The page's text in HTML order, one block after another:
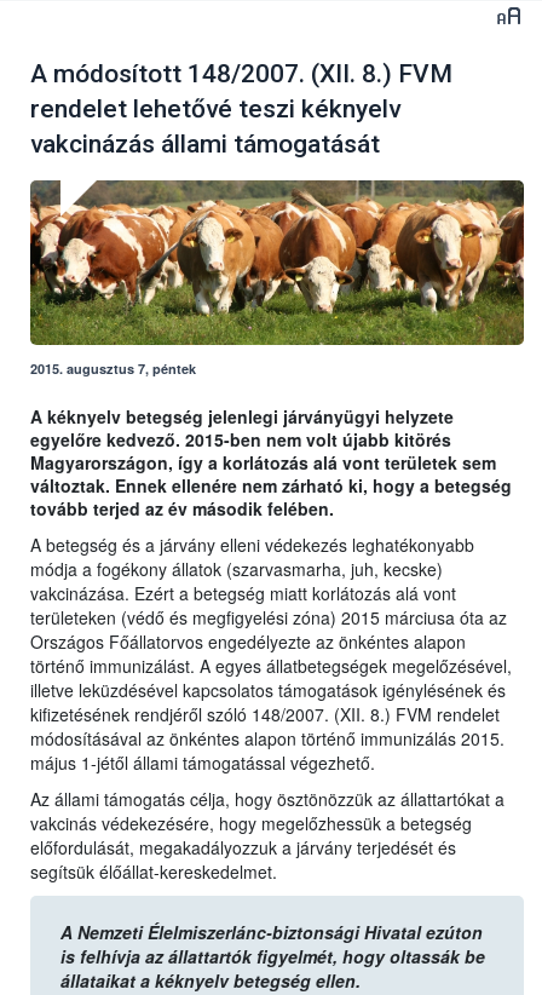
A módosított 148/2007. (XII. 8.) FVM
rendelet lehetővé teszi kéknyelv
vakcinázás állami támogatását
2015. augusztus 7, péntek
A kéknyelv betegség jelenlegi járványügyi helyzete
egyelőre kedvező. 2015-ben nem volt újabb kitörés
Magyarországon, így a korlátozás alá vont területek sem
változtak. Ennek ellenére nem zárható ki, hogy a betegség
tovább terjed az év második felében.
A betegség és a járvány elleni védekezés leghatékonyabb
módja a fogékony állatok (szarvasmarha, juh, kecske)
vakcinázása. Ezért a betegség miatt korlátozás alá vont
területeken (védő és megfigyelési zóna) 2015 márciusa óta az
Országos Főállatorvos engedélyezte az önkéntes alapon
történő immunizálást. A egyes állatbetegségek megelőzésével,
illetve leküzdésével kapcsolatos támogatások igénylésének és
kifizetésének rendjéről szóló 148/2007. (XII. 8.) FVM rendelet
módosításával az önkéntes alapon történő immunizálás 2015.
május 1-jétől állami támogatással végezhető.
Az állami támogatás célja, hogy ösztönözzük az állattartókat a
vakcinás védekezésére, hogy megelőzhessük a betegség
előfordulását, megakadályozzuk a járvány terjedését és
segítsük élőállat-kereskedelmet.
A Nemzeti Élelmiszerlánc-biztonsági Hivatal ezúton
is felhívja az állattartók figyelmét, hogy oltassák be
állataikat a kéknyelv betegség ellen.